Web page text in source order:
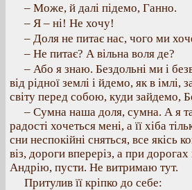
– Може, й далі підемо, Ганно.
– Я – ні! Не хочу!
– Доля не питає нас, чого ми
– Не питає? А вільна воля де?
– Або я знаю. Бездольні ми і
від рідної землі і йдемо, як в імлі,
світу перед собою, куди зайдемо,
– Сумна наша доля, сумна. А я
радості хочеться мені, а її хіба
сни неспокійні сняться, все якісь
віз, дороги впереріз, а при
Андрію, пусти. Не витримаю тут.
Притулив її кріпко до себе: